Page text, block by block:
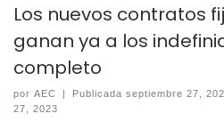
Los nuevos contratos
ganan ya a los
completo
por AEC | Publicadaseptiembre 27,
27, 2023